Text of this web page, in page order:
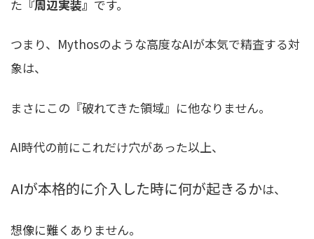
た 『周辺実装』 です。
つまり、Mythosのような高度なAIが本気で精査する対
象は、
まさにこの『破れてきた領域』に他なりません。
AI時代の前にこれだけ穴があった以上、
AIが本格的に介入した時に何が起きるかは、
想像に難くありません。